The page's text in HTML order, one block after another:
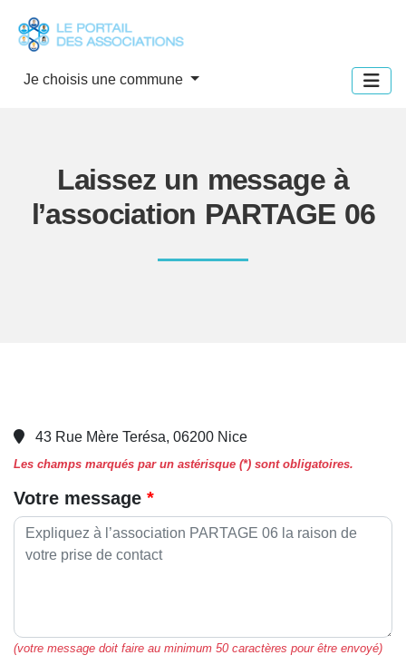
Je choisis une commune
Laissez un message à
l’association PARTAGE 06
43 Rue Mère Terésa, 06200 Nice
Les champs marqués par un astérisque (*) sont obligatoires.
Votre message
(votre message doit faire au minimum 50 caractères pour être envoyé)